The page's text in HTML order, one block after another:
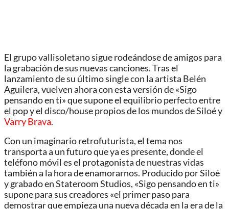
El grupo vallisoletano sigue rodeándose de amigos para
la grabación de sus nuevas canciones. Tras el
lanzamiento de su último single con la artista Belén
Aguilera, vuelven ahora con esta versión de «Sigo
pensando en ti» que supone el equilibrio perfecto entre
el pop y el disco/house propios de los mundos de Siloé y
Varry Brava.
Con un imaginario retrofuturista, el tema nos
transporta a un futuro que ya es presente, donde el
teléfono móvil es el protagonista de nuestras vidas
también a la hora de enamorarnos. Producido por Siloé
y grabado en Stateroom Studios, «Sigo pensando en ti»
supone para sus creadores «el primer paso para
demostrar que empieza una nueva década en la era de la